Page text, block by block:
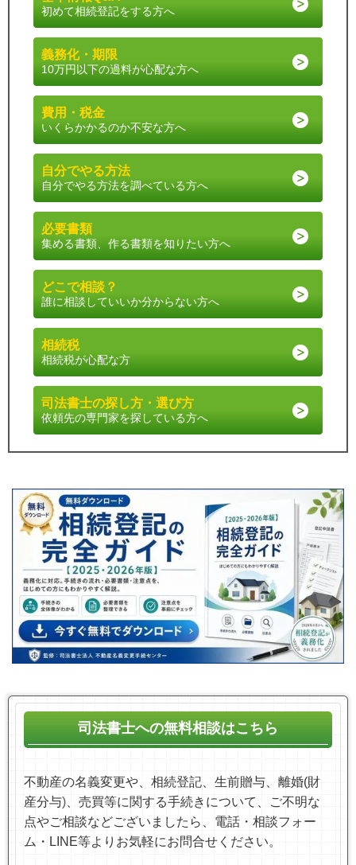
初めて相続登記をする方へ
義務化・期限
10万円以下の過料が心配な方へ
費用・税金
いくらかかるのか不安な方へ
自分でやる方法
自分でやる方法を調べている方へ
必要書類
集める書類、作る書類を知りたい方へ
どこで相談？
誰に相談していいか分からない方へ
相続税
相続税が心配な方
司法書士の探し方・選び方
依頼先の専門家を探している方へ
司法書士への無料相談はこちら
不動産の名義変更や、相続登記、生前贈与、離婚(財
産分与) 、売買等に関する手続きについて、ご不明な
点やご相談などございましたら、電話・相談フォー
ム・LINE等より お気軽にお問合せください。